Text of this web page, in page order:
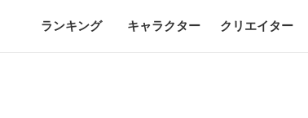
ランキング キャラクター クリエイター